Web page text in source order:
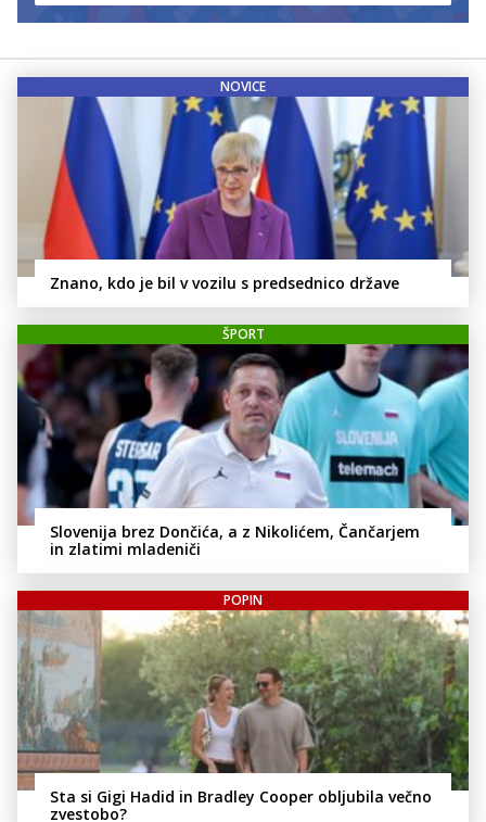
NOVICE
Znano, kdo je bil v vozilu s predsednico države
ŠPORT
Slovenija brez Dončića, a z Nikolićem, Čančarjem
in zlatimi mladeniči
POPIN
Sta si Gigi Hadid in Bradley Cooper obljubila večno
zvestobo?